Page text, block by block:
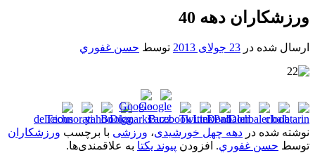
ورزشکاران دهه 40
ارسال شده در 23 جولای 2013 توسط حسن غفوري
نوشته شده در دهه چهل خورشیدی، ورزشی با برچسب ورزشکاران
توسط حسن غفوري. افزودن پیوند یکتا به علاقمندی‌ها.